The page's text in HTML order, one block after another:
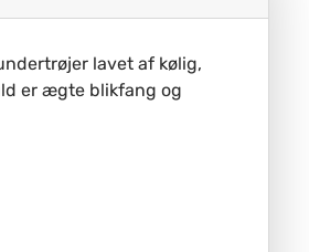
lavet af kølig,
er ægte blikfang og